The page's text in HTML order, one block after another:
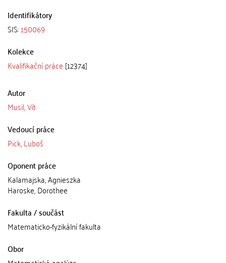
Identifikátory
SIS:150069
Kolekce
Kvalifikační práce [12374]
Autor
Musil, Vít
Vedoucí práce
Pick, Luboš
Oponent práce
Kalamajska, Agnieszka
Haroske, Dorothee
Fakulta / součást
Matematicko-fyzikální fakulta
Obor